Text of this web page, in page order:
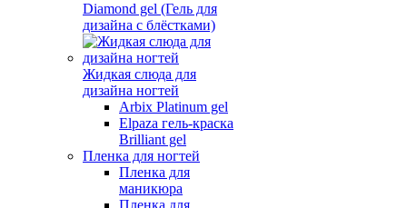
Diamond gel (Гель для
дизайна с блёстками)
Жидкая слюда для
дизайна ногтей
Arbix Platinum gel
Elpaza гель-краска
Brilliant gel
Пленка для ногтей
Пленка для
маникюра
Пленка для